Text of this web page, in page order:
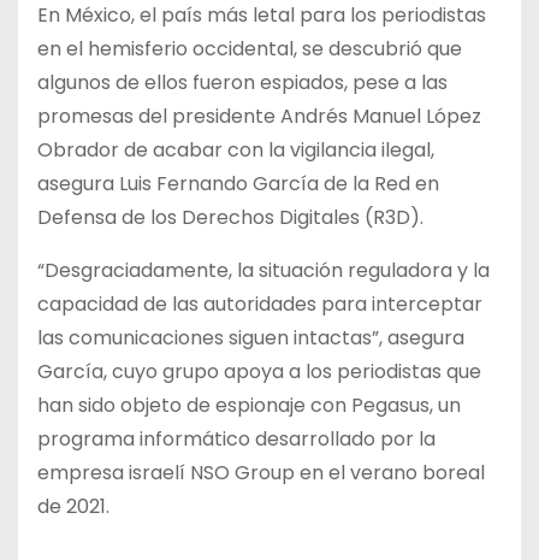
En México, el país más letal para los periodistas
en el hemisferio occidental, se descubrió que
algunos de ellos fueron espiados, pese a las
promesas del presidente Andrés Manuel López
Obrador de acabar con la vigilancia ilegal,
asegura Luis Fernando García de la Red en
Defensa de los Derechos Digitales (R3D).
“Desgraciadamente, la situación reguladora y la
capacidad de las autoridades para interceptar
las comunicaciones siguen intactas”, asegura
García, cuyo grupo apoya a los periodistas que
han sido objeto de espionaje con Pegasus, un
programa informático desarrollado por la
empresa israelí NSO Group en el verano boreal
de 2021.